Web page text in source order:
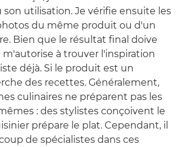
utilisation. Je vérifie ensuite les
du même produit ou d'un
Bien que le résultat final doive
à trouver l'inspiration
déjà. Si le produit est un
des recettes. Généralement,
culinaires ne préparent pas les
: des stylistes conçoivent le
prépare le plat. Cependant, il
de spécialistes dans ces